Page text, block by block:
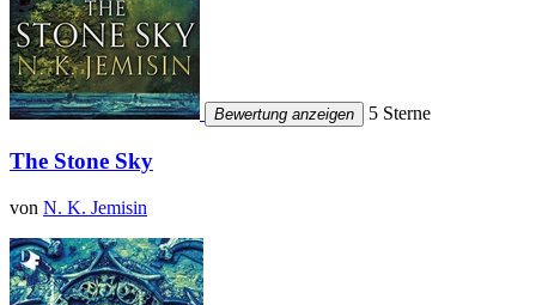
Bewertung anzeigen 5 Sterne
The Stone Sky
von N. K. Jemisin